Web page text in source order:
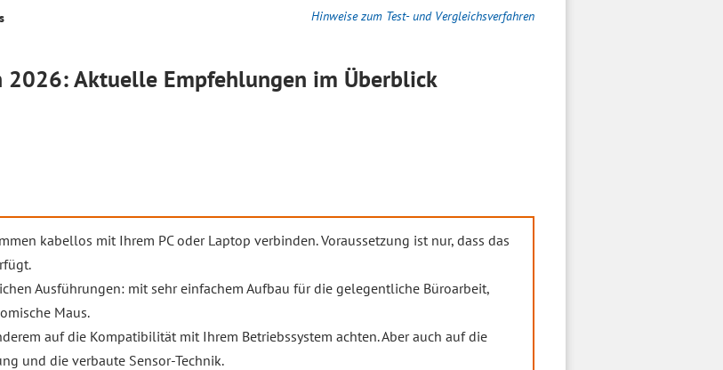
Hinweise zum Test- und Vergleichsverfahren
2026: Aktuelle Empfehlungen im Überblick
kabellos mit Ihrem PC oder Laptop verbinden. Voraussetzung ist nur, dass das
Ausführungen: mit sehr einfachem Aufbau für die gelegentliche Büroarbeit,
Maus.
auf die Kompatibilität mit Ihrem Betriebssystem achten. Aber auch auf die
und die verbaute Sensor-Technik.